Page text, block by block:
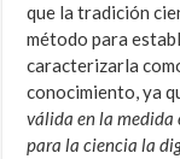
que la tradición
método para
caracterizarla
conocimiento, ya
válida en la medida
para la ciencia la